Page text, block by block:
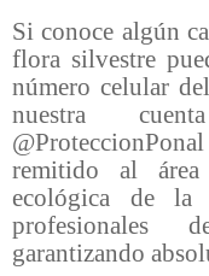
Si conoce algún
flora silvestre
número celular
nuestra
remitido al
ecológica de la
profesionales
garantizando